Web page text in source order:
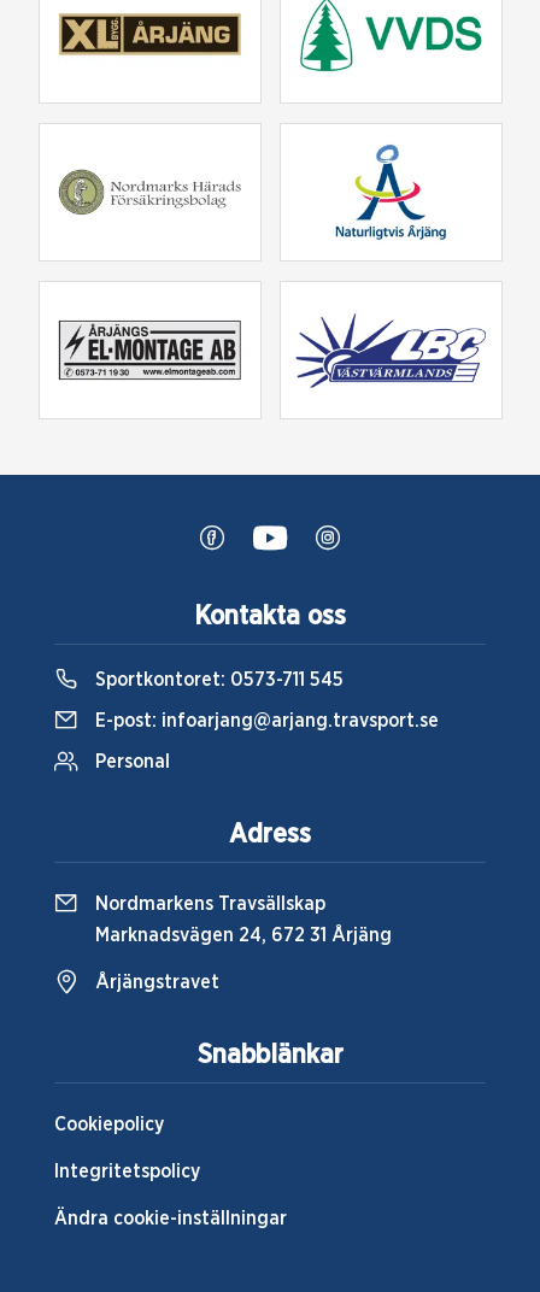
Snabblänkar
Cookiepolicy
Integritetspolicy
Ändra cookie-inställningar
Kontakta oss
Sportkontoret: 0573-711 545
E-post: infoarjang@arjang.travsport.se
Personal
Adress
Nordmarkens Travsällskap
Marknadsvägen 24, 672 31 Årjäng
Årjängstravet